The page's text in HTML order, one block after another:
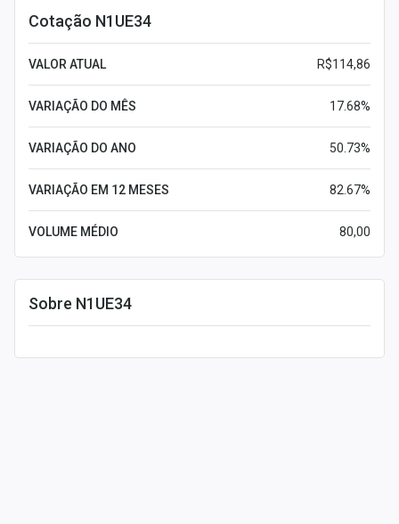
Cotação N1UE34
VALOR ATUAL R$114,86
VARIAÇÃO DO MÊS 17.68%
VARIAÇÃO DO ANO 50.73%
VARIAÇÃO EM 12 MESES 82.67%
VOLUME MÉDIO 80,00
Sobre N1UE34
Leia mais